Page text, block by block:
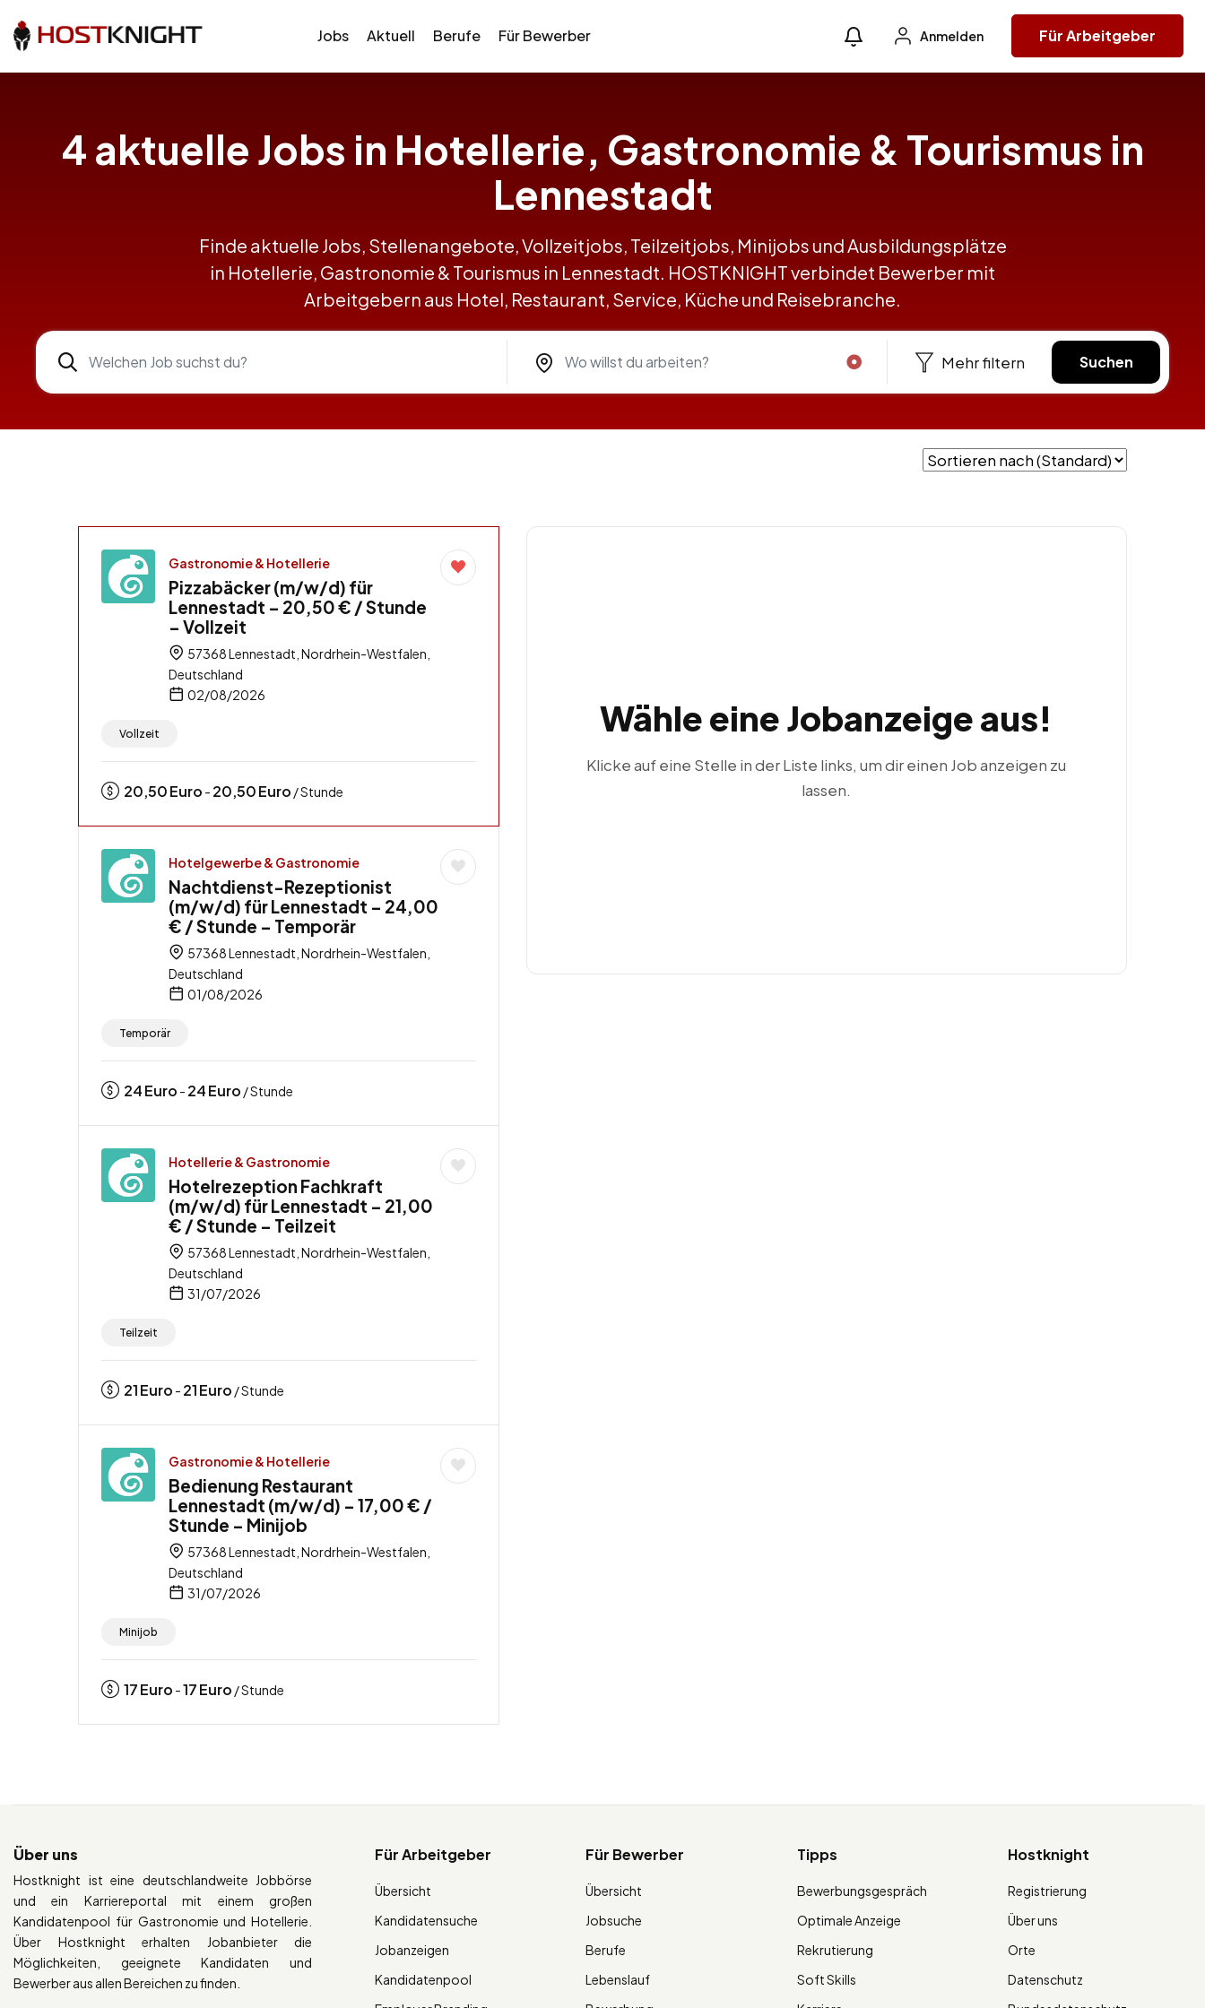
Jobs Aktuell Berufe Für Bewerber Anmelden Für Arbeitgeber
4 aktuelle Jobs in Hotellerie, Gastronomie & Tourismus in
Lennestadt
Finde aktuelle Jobs, Stellenangebote, Vollzeitjobs, Teilzeitjobs, Minijobs und Ausbildungsplätze
in Hotellerie, Gastronomie & Tourismus in Lennestadt. HOSTKNIGHT verbindet Bewerber mit
Arbeitgebern aus Hotel, Restaurant, Service, Küche und Reisebranche.
Mehr filtern Suchen
Gastronomie & Hotellerie
Pizzabäcker (m/w/d) für
Lennestadt – 20,50 € / Stunde
– Vollzeit
57368 Lennestadt, Nordrhein-Westfalen,
Deutschland
02/08/2026
Vollzeit
20,50Euro - 20,50Euro / Stunde
Hotelgewerbe & Gastronomie
Nachtdienst-Rezeptionist
(m/w/d) für Lennestadt – 24,00
€ / Stunde – Temporär
57368 Lennestadt, Nordrhein-Westfalen,
Deutschland
01/08/2026
Temporär
24Euro - 24Euro / Stunde
Hotellerie & Gastronomie
Hotelrezeption Fachkraft
(m/w/d) für Lennestadt – 21,00
€ / Stunde – Teilzeit
57368 Lennestadt, Nordrhein-Westfalen,
Deutschland
31/07/2026
Teilzeit
21Euro - 21Euro / Stunde
Gastronomie & Hotellerie
Bedienung Restaurant
Lennestadt (m/w/d) – 17,00 € /
Stunde – Minijob
57368 Lennestadt, Nordrhein-Westfalen,
Deutschland
31/07/2026
Minijob
17Euro -17Euro / Stunde
Wähle eine Jobanzeige aus!
Klicke auf eine Stelle in der Liste links, um dir einen Job anzeigen zu
lassen.
Über uns
Hostknight ist eine deutschlandweite Jobbörse
und ein Karriereportal mit einem großen
Kandidatenpool für Gastronomie und Hotellerie.
Über Hostknight erhalten Jobanbieter die
Möglichkeiten, geeignete Kandidaten und
Bewerber aus allen Bereichen zu finden.
Für Arbeitgeber
Übersicht
Kandidatensuche
Jobanzeigen
Kandidatenpool
Für Bewerber
Übersicht
Jobsuche
Berufe
Lebenslauf
Tipps
Bewerbungsgespräch
Optimale Anzeige
Rekrutierung
Soft Skills
Hostknight
Registrierung
Über uns
Orte
Datenschutz